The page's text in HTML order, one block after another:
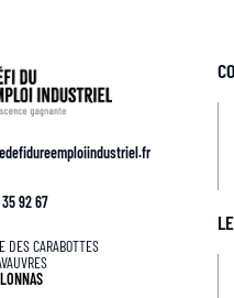
92 67
DES CARABOTTES